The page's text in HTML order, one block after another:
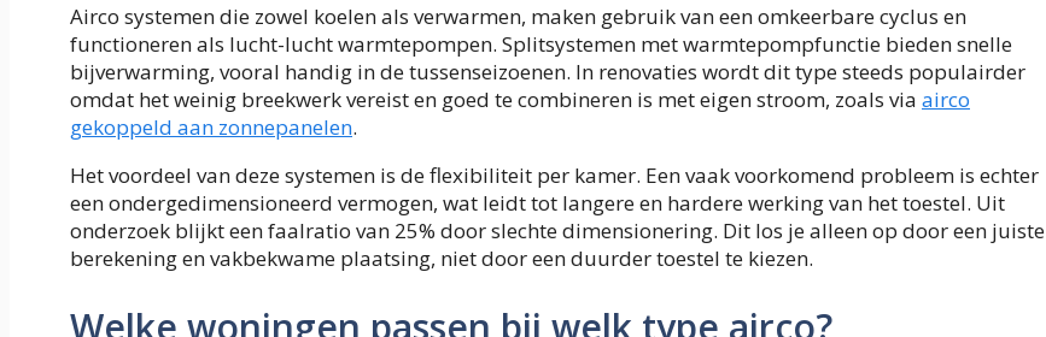
Airco systemen die zowel koelen als verwarmen, maken gebruik van een omkeerbare cyclus en
functioneren als lucht-lucht warmtepompen. Splitsystemen met warmtepompfunctie bieden snelle
bijverwarming, vooral handig in de tussenseizoenen. In renovaties wordt dit type steeds populairder
omdat het weinig breekwerk vereist en goed te combineren is met eigen stroom, zoals via airco
gekoppeld aan zonnepanelen.
Het voordeel van deze systemen is de flexibiliteit per kamer. Een vaak voorkomend probleem is echter
een ondergedimensioneerd vermogen, wat leidt tot langere en hardere werking van het toestel. Uit
onderzoek blijkt een faalratio van 25% door slechte dimensionering. Dit los je alleen op door een juiste
berekening en vakbekwame plaatsing, niet door een duurder toestel te kiezen.
Welke woningen passen bij welk type airco?